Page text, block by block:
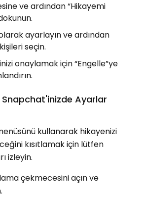
ve ardından “Hikayemi
ayarlayın ve ardından
seçin.
onaylamak için “Engelle”ye
Ayarlar
kullanarak hikayenizi
kısıtlamak için lütfen
izleyin.
çekmecesini açın ve